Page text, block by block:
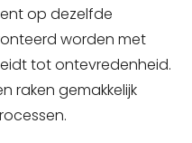
op dezelfde
worden met
tot ontevredenheid.
raken gemakkelijk